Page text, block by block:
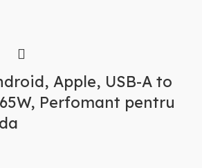
Apple, USB-A to
Perfomant pentru